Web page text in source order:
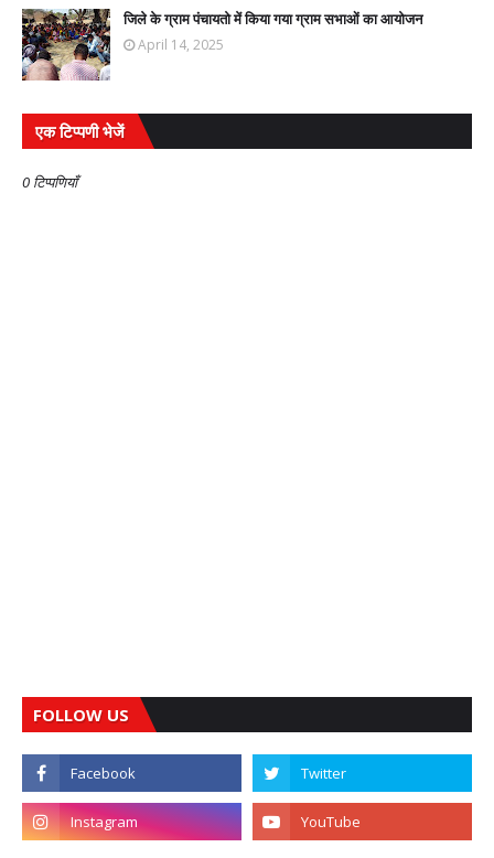
जिले के ग्राम पंचायतो में किया गया ग्राम सभाओं का आयोजन
April 14, 2025
एक टिप्पणी भेजें
0 टिप्पणियाँ
FOLLOW US